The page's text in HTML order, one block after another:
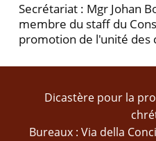
Secrétariat : Mgr Johan
membre du staff du
promotion de l'unité des
Dicastère pour la
Bureaux : Via della